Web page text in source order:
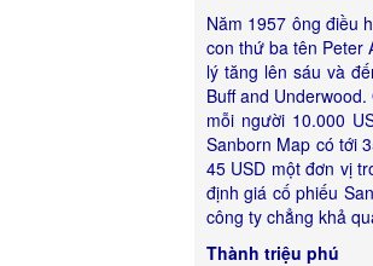
Năm 1957 ông điều
con thứ ba tên Peter
lý tăng lên sáu và
Buff and
mỗi người 10.000
Sanborn Map có tới
45 USD một đơn vị
định giá cố phiếu
công ty chẳng khả
Thành triệu phú